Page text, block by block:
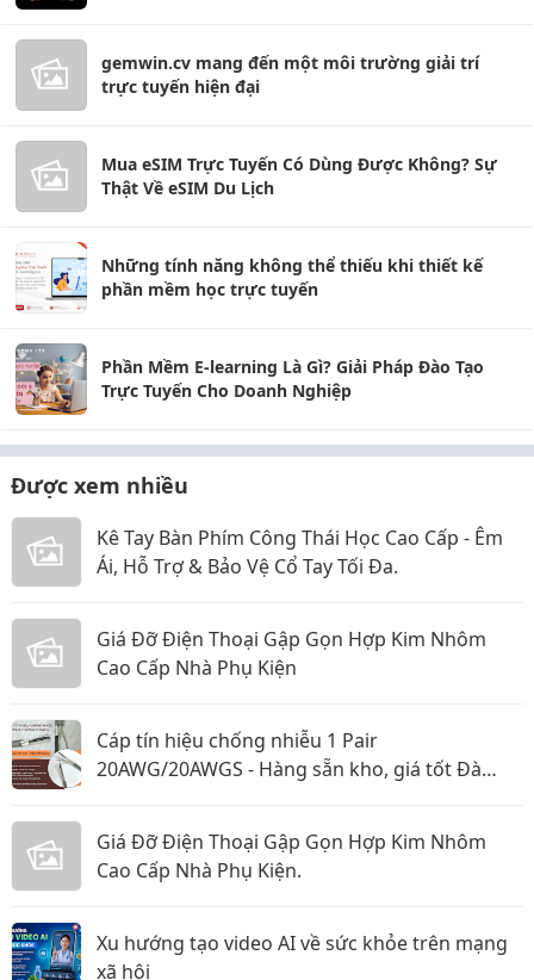
gemwin.cv mang đến một môi trường giải trí
trực tuyến hiện đại
Mua eSIM Trực Tuyến Có Dùng Được Không? Sự
Thật Về eSIM Du Lịch
Những tính năng không thể thiếu khi thiết kế
phần mềm học trực tuyến
Phần Mềm E-learning Là Gì? Giải Pháp Đào Tạo
Trực Tuyến Cho Doanh Nghiệp
Được xem nhiều
Kê Tay Bàn Phím Công Thái Học Cao Cấp - Êm
Ái, Hỗ Trợ & Bảo Vệ Cổ Tay Tối Đa.
Giá Đỡ Điện Thoại Gập Gọn Hợp Kim Nhôm
Cao Cấp Nhà Phụ Kiện
Cáp tín hiệu chống nhiễu 1 Pair
20AWG/20AWGS - Hàng sẵn kho, giá tốt Đà
Giá Đỡ Điện Thoại Gập Gọn Hợp Kim Nhôm
Cao Cấp Nhà Phụ Kiện.
Xu hướng tạo video AI về sức khỏe trên mạng
xã hội